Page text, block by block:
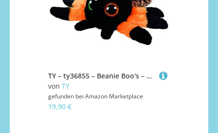
TY – ty36855 – Beanie Boo's – Plüsch Hairy die Spinne
von TY
gefunden bei Amazon Marketplace
19,90 €